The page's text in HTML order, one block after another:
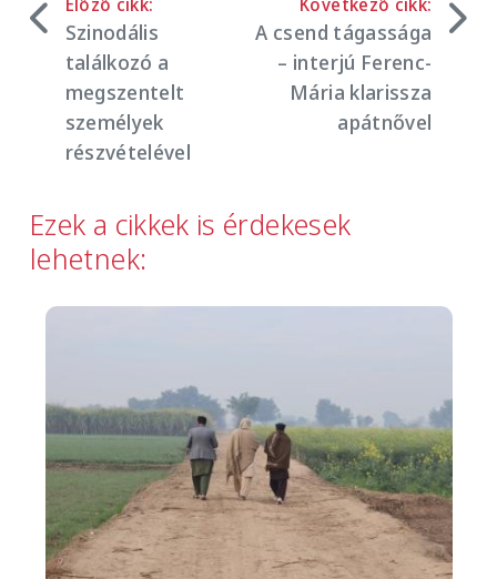
Szinodális
találkozó a
megszentelt
személyek
részvételével
A csend tágassága
– interjú Ferenc-
Mária klarissza
apátnővel
Ezek a cikkek is érdekesek
lehetnek:
Image